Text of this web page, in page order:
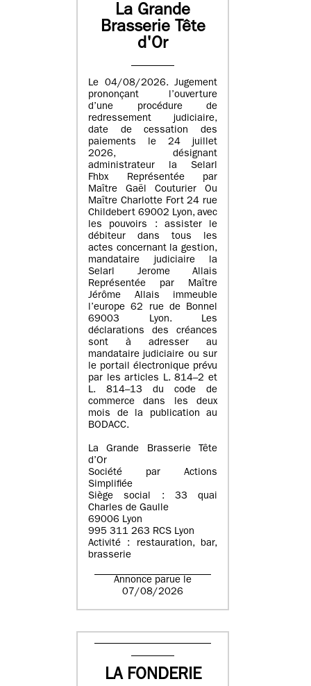
La Grande
Brasserie Tête
d'Or
Le 04/08/2026. Jugement
prononçant l’ouverture
d’une procédure de
redressement judiciaire,
date de cessation des
paiements le 24 juillet
2026, désignant
administrateur la Selarl
Fhbx Représentée par
Maître Gaël Couturier Ou
Maître Charlotte Fort 24 rue
Childebert 69002 Lyon, avec
les pouvoirs : assister le
débiteur dans tous les
actes concernant la gestion,
mandataire judiciaire la
Selarl Jerome Allais
Représentée par Maître
Jérôme Allais immeuble
l’europe 62 rue de Bonnel
69003 Lyon. Les
déclarations des créances
sont à adresser au
mandataire judiciaire ou sur
le portail électronique prévu
par les articles L. 814–2 et
L. 814–13 du code de
commerce dans les deux
mois de la publication au
BODACC.
La Grande Brasserie Tête
d’Or
Société par Actions
Simplifiée
Siège social : 33 quai
Charles de Gaulle
69006 Lyon
995 311 263 RCS Lyon
Activité : restauration, bar,
brasserie
Annonce parue le
07/08/2026
LA FONDERIE